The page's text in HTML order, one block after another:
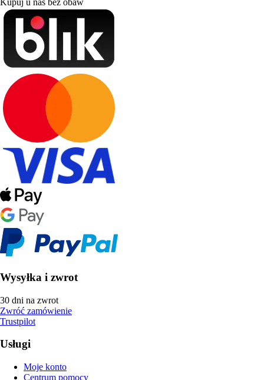
Kupuj u nas bez obaw
Wysyłka i zwrot
30 dni na zwrot
Zwróć zamówienie
Trustpilot
Usługi
Moje konto
Centrum pomocy